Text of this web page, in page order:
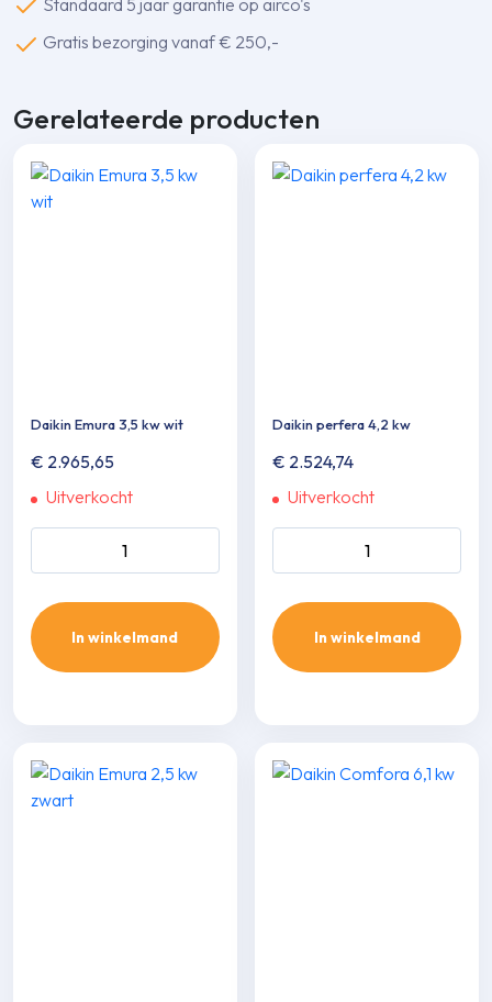
Standaard 5 jaar garantie op airco's
Gratis bezorging vanaf € 250,-
Gerelateerde producten
Daikin Emura 3,5 kw wit
€ 2.965,65
Uitverkocht
Daikin Emura 3,5 kw wit
aantal
In winkelmand
Daikin perfera 4,2 kw
€ 2.524,74
Uitverkocht
Daikin perfera 4,2 kw aantal
In winkelmand